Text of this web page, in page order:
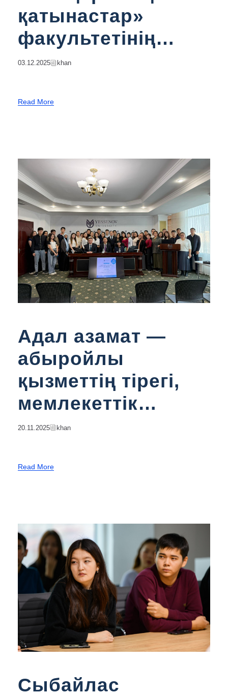
қатынастар»
факультетінің
білім
адалдық сағаты
03.12.2025 Khan
Read More
Адал азамат —
абыройлы
қызметтің тірегі,
мемлекеттік
қызмет жүйесінің
20.11.2025 Khan
Read More
Сыбайлас